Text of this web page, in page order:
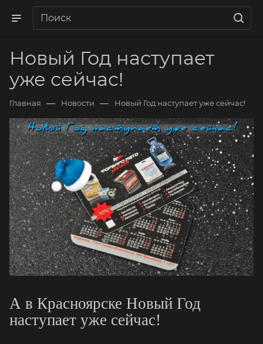
Новый Год наступает
уже сейчас!
Главная — Новости — Новый Год наступает уже сейчас!
А в Красноярске Новый Год
наступает уже сейчас!